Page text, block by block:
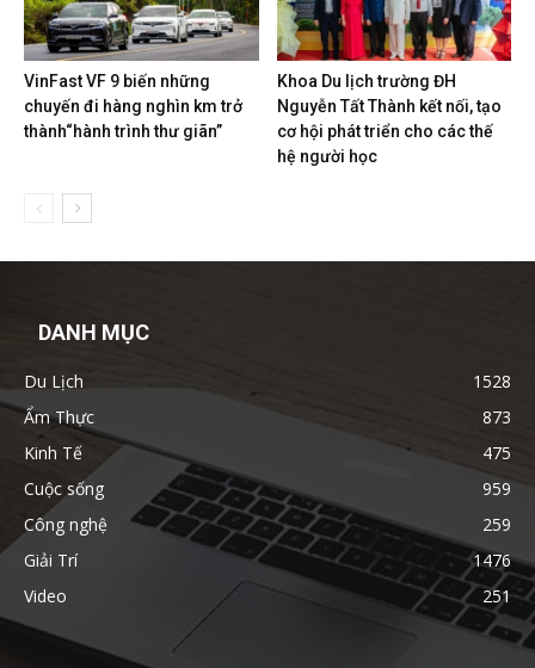
VinFast VF 9 biến những
chuyến đi hàng nghìn km trở
thành“hành trình thư giãn”
Khoa Du lịch trường ĐH
Nguyễn Tất Thành kết nối, tạo
cơ hội phát triển cho các thế
hệ người học
DANH MỤC
Du Lịch
1528
Ẩm Thực
873
Kinh Tế
475
Cuộc sống
959
Công nghệ
259
Giải Trí
1476
Video
251